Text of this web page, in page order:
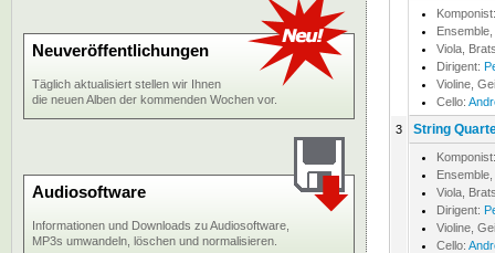
Viola,
Dirigent:
Violine,
Cello:
3 String
Viola,
Dirigent:
Violine,
Cello:
Neuveröffentlichungen
Täglich aktualisiert stellen wir Ihnen
die neuen Alben der kommenden Wochen vor.
Audiosoftware
Informationen und Downloads zu Audiosoftware,
MP3s umwandeln, löschen und normalisieren.